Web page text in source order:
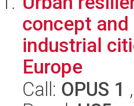
concept
industrial
Europe
Call: OPUS 1 ,